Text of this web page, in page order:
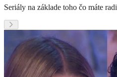
Seriály na základe toho čo máte radi